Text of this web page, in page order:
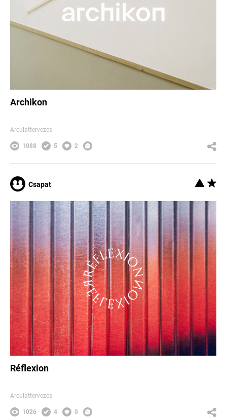
Archikon
Arculattervezés
1088 5 2
Csapat
Réflexion
Arculattervezés
1026 4 0